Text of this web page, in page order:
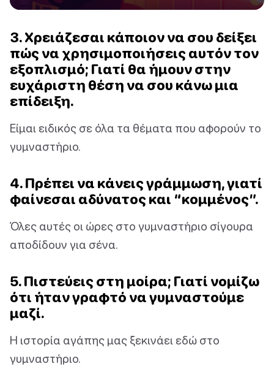
3. Χρειάζεσαι κάποιον να σου δείξει
πώς να χρησιμοποιήσεις αυτόν τον
εξοπλισμό; Γιατί θα ήμουν στην
ευχάριστη θέση να σου κάνω μια
επίδειξη.
Είμαι ειδικός σε όλα τα θέματα που αφορούν το
γυμναστήριο.
4. Πρέπει να κάνεις γράμμωση, γιατί
φαίνεσαι αδύνατος και “κομμένος”.
Όλες αυτές οι ώρες στο γυμναστήριο σίγουρα
αποδίδουν για σένα.
5. Πιστεύεις στη μοίρα; Γιατί νομίζω
ότι ήταν γραφτό να γυμναστούμε
μαζί.
Η ιστορία αγάπης μας ξεκινάει εδώ στο
γυμναστήριο.